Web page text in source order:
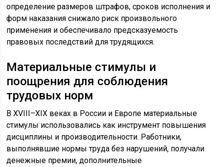
определение размеров штрафов, сроков исполнения и
форм наказания снижало риск произвольного
применения и обеспечивало предсказуемость
правовых последствий для трудящихся.
Материальные стимулы и
поощрения для соблюдения
трудовых норм
В XVIII–XIX веках в России и Европе материальные
стимулы использовались как инструмент повышения
дисциплины и производительности. Работники,
выполнявшие нормы труда без нарушений, получали
денежные премии, дополнительные